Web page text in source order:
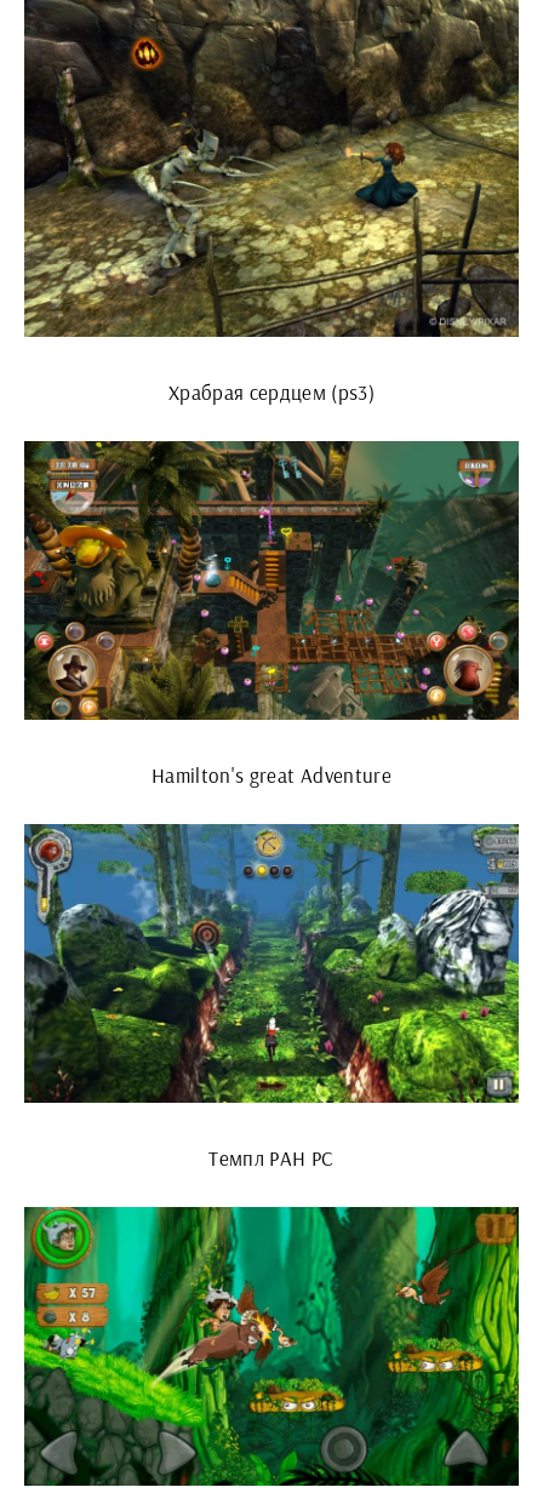
Храбрая сердцем (ps3)
Hamilton's great Adventure
Темпл РАН PC